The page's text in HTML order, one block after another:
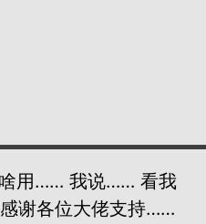
用…… 我说…… 看我
谢各位大佬支持……